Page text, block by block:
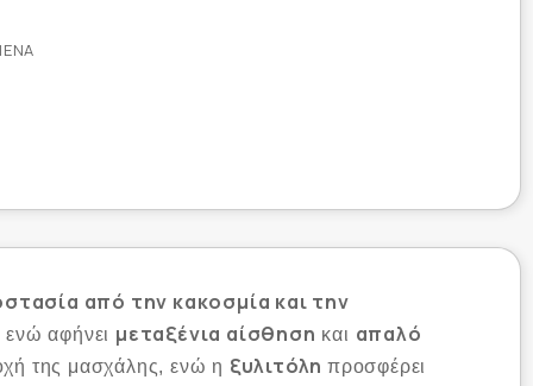
από την κακοσμία και την
ενώ αφήνει μεταξένια αίσθηση και απαλό
της μασχάλης, ενώ η ξυλιτόληπροσφέρει